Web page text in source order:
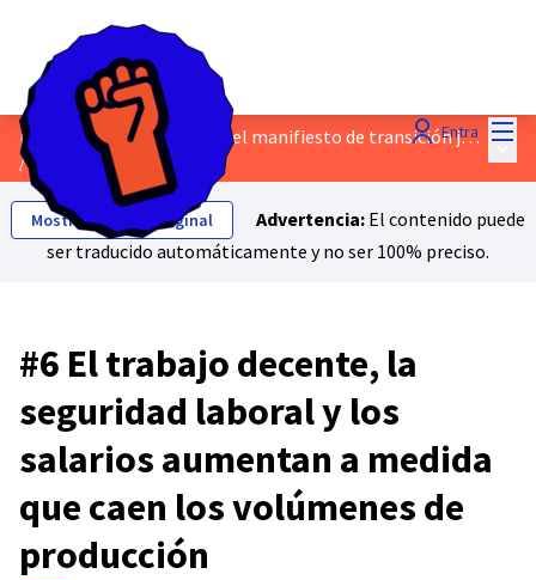
Entra
¡Habla sobre el borrador del manifiesto de transición justa!
/Propuestas
Mostrar el texto original Advertencia: El contenido puede
ser traducido automáticamente y no ser 100% preciso.
#6 El trabajo decente, la
seguridad laboral y los
salarios aumentan a medida
que caen los volúmenes de
producción